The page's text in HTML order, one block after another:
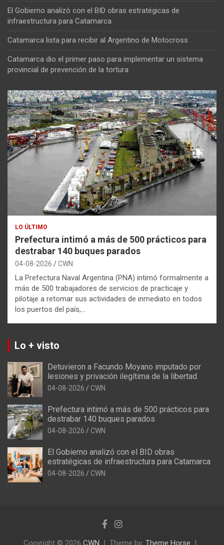
El Gobierno analizó con el BID obras estratégicas de
infraestructura para Catamarca
Catamarca lista para recibir al Argentino de Motocross
Catamarca dio el primer paso para implementar un sistema
provincial de prevención de la tortura
LO ÚLTIMO
Prefectura intimó a más de 500 prácticos para
destrabar 140 buques parados
04-08-2026 CWN
La Prefectura Naval Argentina (PNA) intimó formalmente a
más de 500 trabajadores de servicios de practicaje y
pilotaje a retomar sus actividades de inmediato en todos
los puertos del país,…
Lo + visto
Detuvieron a Facundo Moyano imputado por
lesiones y privación ilegítima de la libertad
04-08-2026 CWN
Prefectura intimó a más de 500 prácticos para
destrabar 140 buques parados
04-08-2026 CWN
El Gobierno analizó con el BID obras
estratégicas de infraestructura para Catamarca
04-08-2026 CWN